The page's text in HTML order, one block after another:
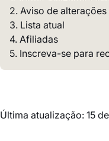
2. Aviso de
3. Lista atual
4. Afiliadas
5. Inscreva-se para
Última atualização: 15